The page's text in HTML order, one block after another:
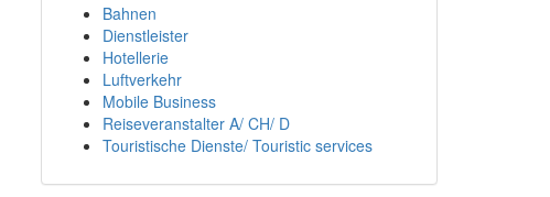
Bahnen
Dienstleister
Hotellerie
Luftverkehr
Mobile Business
Reiseveranstalter A/ CH/ D
Touristische Dienste/ Touristic services